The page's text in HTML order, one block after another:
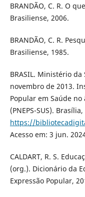
BRANDÃO, C. R. O
Brasiliense, 2006.
BRANDÃO, C. R.
Brasiliense, 1985.
BRASIL. Ministério
novembro de 2013.
Popular em Saúde
(PNEPS-SUS).
https://
Acesso em: 3 jun.
CALDART, R. S.
(org.). Dicionário da
Expressão Popular,